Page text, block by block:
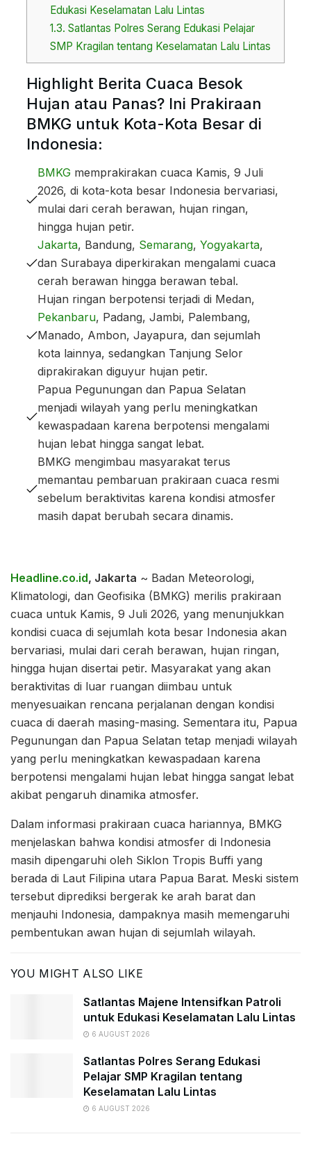
Edukasi Keselamatan Lalu Lintas
1.3. Satlantas Polres Serang Edukasi Pelajar
SMP Kragilan tentang Keselamatan Lalu Lintas
Highlight Berita Cuaca Besok
Hujan atau Panas? Ini Prakiraan
BMKG untuk Kota-Kota Besar di
Indonesia:
BMKG memprakirakan cuaca Kamis, 9 Juli
2026, di kota-kota besar Indonesia bervariasi,
mulai dari cerah berawan, hujan ringan,
hingga hujan petir.
Jakarta, Bandung, Semarang, Yogyakarta,
dan Surabaya diperkirakan mengalami cuaca
cerah berawan hingga berawan tebal.
Hujan ringan berpotensi terjadi di Medan,
Pekanbaru, Padang, Jambi, Palembang,
Manado, Ambon, Jayapura, dan sejumlah
kota lainnya, sedangkan Tanjung Selor
diprakirakan diguyur hujan petir.
Papua Pegunungan dan Papua Selatan
menjadi wilayah yang perlu meningkatkan
kewaspadaan karena berpotensi mengalami
hujan lebat hingga sangat lebat.
BMKG mengimbau masyarakat terus
memantau pembaruan prakiraan cuaca resmi
sebelum beraktivitas karena kondisi atmosfer
masih dapat berubah secara dinamis.
Headline.co.id, Jakarta ~ Badan Meteorologi,
Klimatologi, dan Geofisika (BMKG) merilis prakiraan
cuaca untuk Kamis, 9 Juli 2026, yang menunjukkan
kondisi cuaca di sejumlah kota besar Indonesia akan
bervariasi, mulai dari cerah berawan, hujan ringan,
hingga hujan disertai petir. Masyarakat yang akan
beraktivitas di luar ruangan diimbau untuk
menyesuaikan rencana perjalanan dengan kondisi
cuaca di daerah masing-masing. Sementara itu, Papua
Pegunungan dan Papua Selatan tetap menjadi wilayah
yang perlu meningkatkan kewaspadaan karena
berpotensi mengalami hujan lebat hingga sangat lebat
akibat pengaruh dinamika atmosfer.
Dalam informasi prakiraan cuaca hariannya, BMKG
menjelaskan bahwa kondisi atmosfer di Indonesia
masih dipengaruhi oleh Siklon Tropis Buffi yang
berada di Laut Filipina utara Papua Barat. Meski sistem
tersebut diprediksi bergerak ke arah barat dan
menjauhi Indonesia, dampaknya masih memengaruhi
pembentukan awan hujan di sejumlah wilayah.
YOU MIGHT ALSO LIKE
Satlantas Majene Intensifkan Patroli
untuk Edukasi Keselamatan Lalu Lintas
6 AUGUST 2026
Satlantas Polres Serang Edukasi
Pelajar SMP Kragilan tentang
Keselamatan Lalu Lintas
6 AUGUST 2026